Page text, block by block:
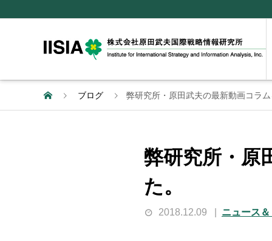
ブログ 弊研究所・原田武夫の最新動画コラ
弊研究所・原
た。
2018.12.09 ニュース